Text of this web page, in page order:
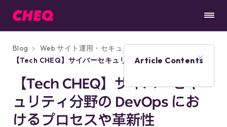
Blog
Web サイト運用・セキュリティ対策
【Tech CHEQ】サイバーセキュリティ分野の
【Tech CHEQ】サイバーセキ
ュリティ分野の DevOps にお
けるプロセスや革新性
Article Contents